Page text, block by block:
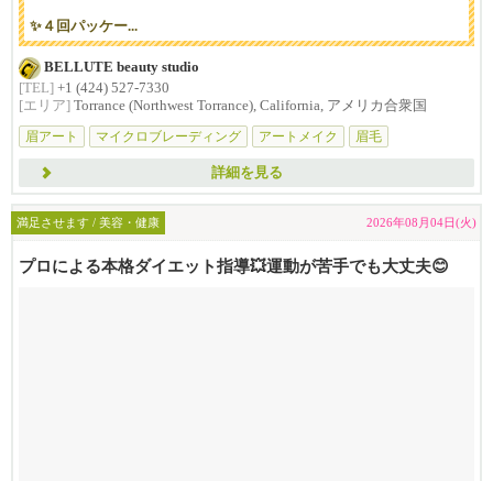
✨４回パッケー...
BELLUTE beauty studio
[TEL] +1 (424) 527-7330
[エリア] Torrance (Northwest Torrance), California, アメリカ合衆国
眉アート
マイクロブレーディング アートメイク 眉毛
詳細を見る
満足させます / 美容・健康 2026年08月04日(火)
プロによる本格ダイエット指導💥運動が苦手でも大丈夫😊